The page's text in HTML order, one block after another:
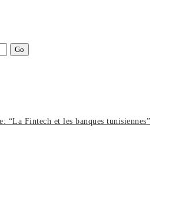
“La Fintech et les banques tunisiennes”